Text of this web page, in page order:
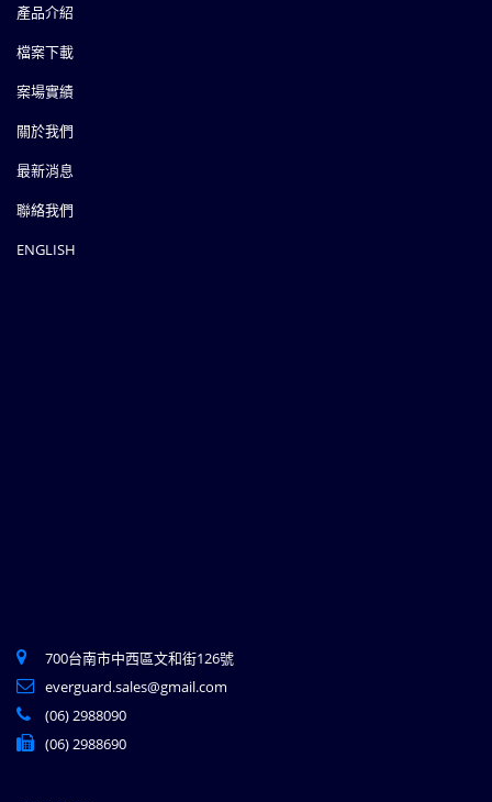
產品介紹
檔案下載
案場實績
關於我們
最新消息
聯絡我們
ENGLISH
700台南市中西區文和街126號
everguard.sales@gmail.com
(06) 2988090
(06) 2988690